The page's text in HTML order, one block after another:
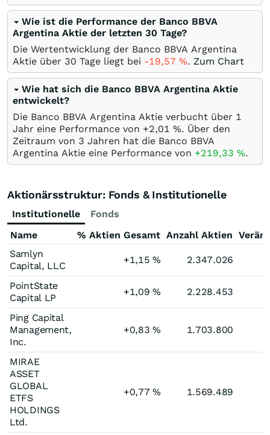
Wie ist die Performance der Banco BBVA
Argentina Aktie der letzten 30 Tage?
Die Wertentwicklung der Banco BBVA Argentina
Aktie über 30 Tage liegt bei -19,57 %. Zum Chart
Wie hat sich die Banco BBVA Argentina Aktie
entwickelt?
Die Banco BBVA Argentina Aktie verbucht über 1
Jahr eine Performance von +2,01 %. Über den
Zeitraum von 3 Jahren hat die Banco BBVA
Argentina Aktie eine Performance von +219,33 %.
Aktionärsstruktur: Fonds & Institutionelle
Institutionelle
Fonds
Name
% Aktien Gesamt Anzahl Aktien
Samlyn
Capital, LLC
+1,15% 2.347.026
PointState
Capital LP
+1,09% 2.228.453
Ping Capital
Management,
Inc.
+0,83% 1.703.800
MIRAE
ASSET
GLOBAL
ETFS
HOLDINGS
Ltd.
+0,77% 1.569.489